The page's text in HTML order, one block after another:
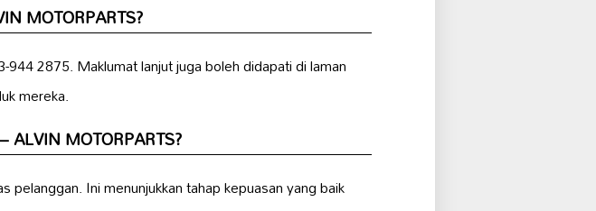
MOTORPARTS?
2875. Maklumat lanjut juga boleh didapati di laman
mereka.
MOTORPARTS?
pelanggan. Ini menunjukkan tahap kepuasan yang baik